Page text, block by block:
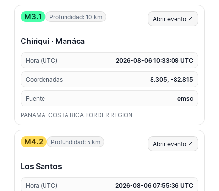
M3.1 Profundidad: 10 km Abrir evento ↗
Chiriquí · Manáca
Hora (UTC) 2026-08-06 10:33:09 UTC
Coordenadas 8.305, -82.815
Fuente emsc
PANAMA-COSTA RICA BORDER REGION
M4.2 Profundidad: 5 km Abrir evento ↗
Los Santos
Hora (UTC) 2026-08-06 07:55:36 UTC